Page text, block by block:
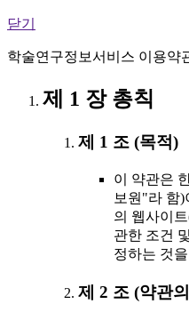
닫기
학술연구정보서비스 이용약
제 1 장 총칙
제 1 조 (목적)
이 약관은
보원"라 함
의 웹사이
관한 조건
정하는 것
제 2 조 (약관